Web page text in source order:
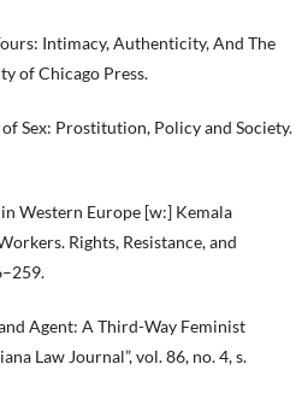
Intimacy, Authenticity, And The
of Chicago Press.
Sex: Prostitution, Policy and Society.
Western Europe [w:] Kemala
Rights, Resistance, and
Agent: A Third-Way Feminist
Law Journal”, vol. 86, no. 4, s.